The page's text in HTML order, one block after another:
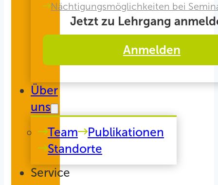
Nächtigungsmöglichkeiten bei
Jetzt zu Lehrgang
Anmelden
Über
uns
Team
Publikationen
Standorte
Service